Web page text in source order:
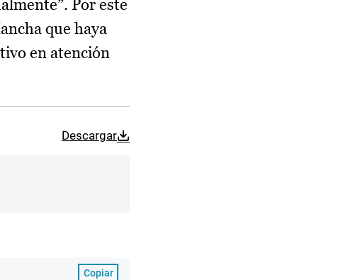
Por este
que haya
en atención
Descargar
Copiar